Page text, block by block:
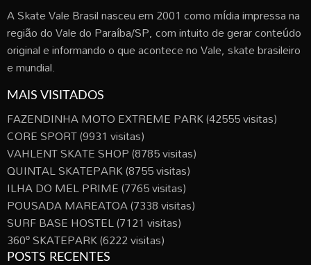
A Skate Vale Brasil nasceu em 2001 como mídia impressa na
região do Vale do Paraíba/SP, com intuito de gerar conteúdo
original e informando o que acontece no Vale, skate brasileiro
e mundial.
MAIS VISITADOS
FAZENDINHA MOTO EXTREME PARK(42555 visitas)
CORE SPORT(9931 visitas)
VAHLENT SKATE SHOP(8785 visitas)
QUINTAL SKATEPARK(8755 visitas)
ILHA DO MEL PRIME(7765 visitas)
POUSADA MAREATOA(7338 visitas)
SURF BASE HOSTEL(7121 visitas)
360º SKATEPARK(6222 visitas)
POSTS RECENTES